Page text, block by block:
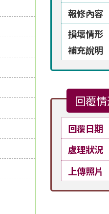
報修內容
損壞情形
補充說明
回覆
回覆日期
處理狀況
上傳照片